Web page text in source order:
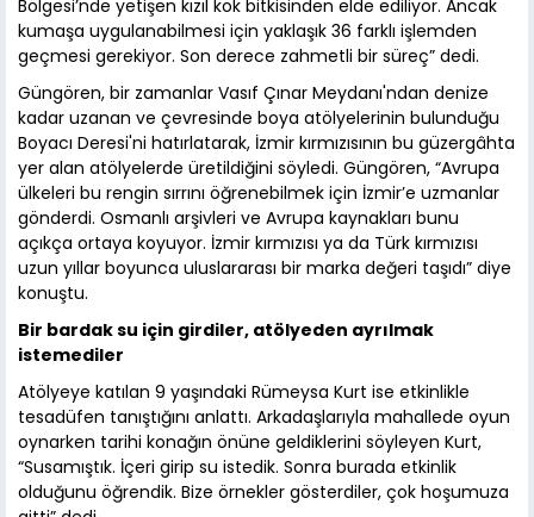
Bölgesi’nde yetişen kızıl kök bitkisinden elde ediliyor. Ancak
kumaşa uygulanabilmesi için yaklaşık 36 farklı işlemden
geçmesi gerekiyor. Son derece zahmetli bir süreç” dedi.
Güngören, bir zamanlar Vasıf Çınar Meydanı'ndan denize
kadar uzanan ve çevresinde boya atölyelerinin bulunduğu
Boyacı Deresi'ni hatırlatarak, İzmir kırmızısının bu güzergâhta
yer alan atölyelerde üretildiğini söyledi. Güngören, “Avrupa
ülkeleri bu rengin sırrını öğrenebilmek için İzmir’e uzmanlar
gönderdi. Osmanlı arşivleri ve Avrupa kaynakları bunu
açıkça ortaya koyuyor. İzmir kırmızısı ya da Türk kırmızısı
uzun yıllar boyunca uluslararası bir marka değeri taşıdı” diye
konuştu.
Bir bardak su için girdiler, atölyeden ayrılmak
istemediler
Atölyeye katılan 9 yaşındaki Rümeysa Kurt ise etkinlikle
tesadüfen tanıştığını anlattı. Arkadaşlarıyla mahallede oyun
oynarken tarihi konağın önüne geldiklerini söyleyen Kurt,
“Susamıştık. İçeri girip su istedik. Sonra burada etkinlik
olduğunu öğrendik. Bize örnekler gösterdiler, çok hoşumuza